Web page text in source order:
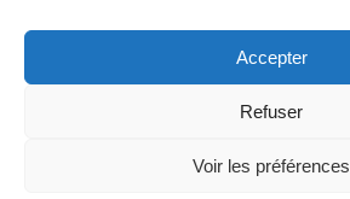
Accepter
Refuser
Voir les préférences
relationclients@ose49.fr
02 41 92 64 23